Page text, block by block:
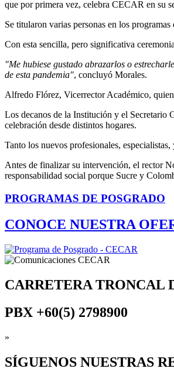
que por primera vez, celebra CECAR en su
Se titularon varias personas en los
Con esta sencilla, pero significativa
"Me hubiese gustado abrazarlos o
de esta pandemia", concluyó Morales.
Alfredo Flórez, Vicerrector Académico,
Los decanos de la Institución y el Secretario
celebración desde distintos hogares.
Tanto los nuevos profesionales,
Antes de finalizar su intervención, el rector
responsabilidad social porque Sucre y
PROGRAMAS DE POSGRADO
CONOCE NUESTRA
CARRETERA TRONCAL
PBX +60(5) 2798900
»
SÍGUENOS NUESTRAS